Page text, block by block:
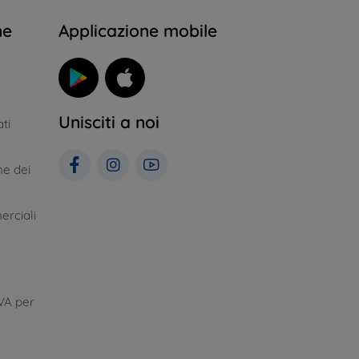
dei
per
Applicazione mobile
Unisciti a noi